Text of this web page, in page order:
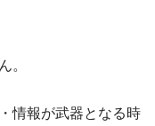
。
情報が武器となる時